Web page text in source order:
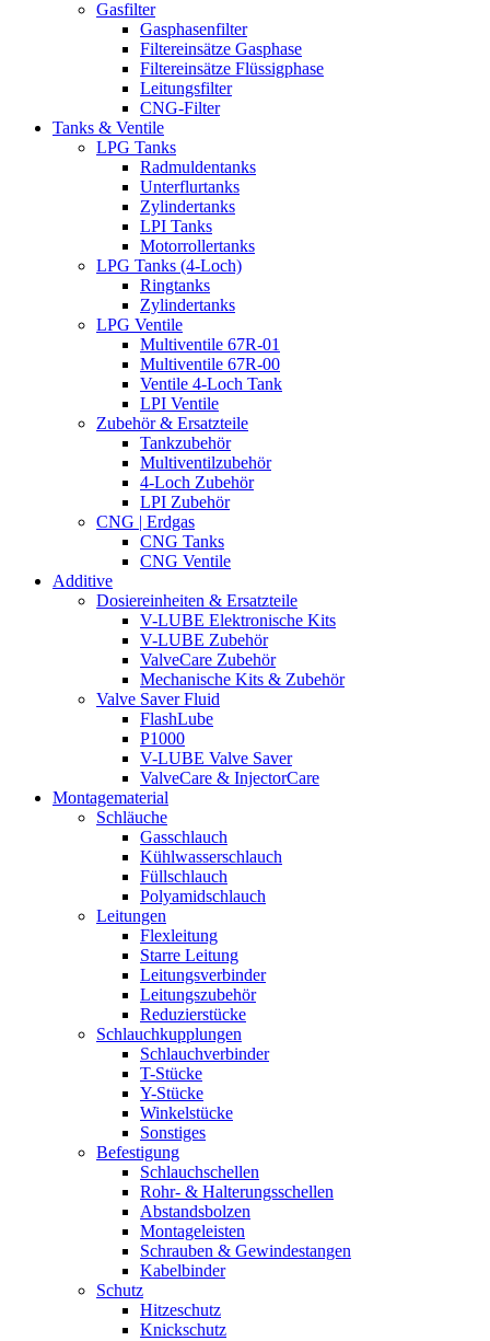
Gasfilter
Gasphasenfilter
Filtereinsätze Gasphase
Filtereinsätze Flüssigphase
Leitungsfilter
CNG-Filter
Tanks & Ventile
LPG Tanks
Radmuldentanks
Unterflurtanks
Zylindertanks
LPI Tanks
Motorrollertanks
LPG Tanks (4-Loch)
Ringtanks
Zylindertanks
LPG Ventile
Multiventile 67R-01
Multiventile 67R-00
Ventile 4-Loch Tank
LPI Ventile
Zubehör & Ersatzteile
Tankzubehör
Multiventilzubehör
4-Loch Zubehör
LPI Zubehör
CNG | Erdgas
CNG Tanks
CNG Ventile
Additive
Dosiereinheiten & Ersatzteile
V-LUBE Elektronische Kits
V-LUBE Zubehör
ValveCare Zubehör
Mechanische Kits & Zubehör
Valve Saver Fluid
FlashLube
P1000
V-LUBE Valve Saver
ValveCare & InjectorCare
Montagematerial
Schläuche
Gasschlauch
Kühlwasserschlauch
Füllschlauch
Polyamidschlauch
Leitungen
Flexleitung
Starre Leitung
Leitungsverbinder
Leitungszubehör
Reduzierstücke
Schlauchkupplungen
Schlauchverbinder
T-Stücke
Y-Stücke
Winkelstücke
Sonstiges
Befestigung
Schlauchschellen
Rohr- & Halterungsschellen
Abstandsbolzen
Montageleisten
Schrauben & Gewindestangen
Kabelbinder
Schutz
Hitzeschutz
Knickschutz